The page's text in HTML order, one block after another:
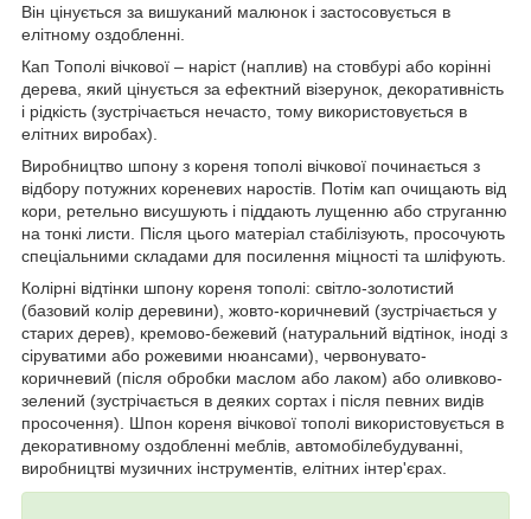
Він цінується за вишуканий малюнок і застосовується в
елітному оздобленні.
Кап Тополі вічкової – наріст (наплив) на стовбурі або корінні
дерева, який цінується за ефектний візерунок, декоративність
і рідкість (зустрічається нечасто, тому використовується в
елітних виробах).
Виробництво шпону з кореня тополі вічкової починається з
відбору потужних кореневих наростів. Потім кап очищають від
кори, ретельно висушують і піддають лущенню або струганню
на тонкі листи. Після цього матеріал стабілізують, просочують
спеціальними складами для посилення міцності та шліфують.
Колірні відтінки шпону кореня тополі: світло-золотистий
(базовий колір деревини), жовто-коричневий (зустрічається у
старих дерев), кремово-бежевий (натуральний відтінок, іноді з
сіруватими або рожевими нюансами), червонувато-
коричневий (після обробки маслом або лаком) або оливково-
зелений (зустрічається в деяких сортах і після певних видів
просочення). Шпон кореня вічкової тополі використовується в
декоративному оздобленні меблів, автомобілебудуванні,
виробництві музичних інструментів, елітних інтер'єрах.